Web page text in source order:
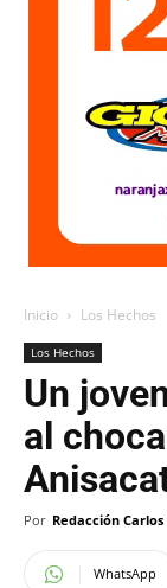
Inicio Los Hechos
Los Hechos
Un
al
Por Redacción Carlos
WhatsApp